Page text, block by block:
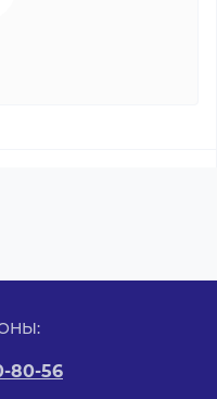
80-56